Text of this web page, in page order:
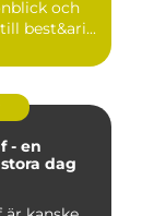
och
best&ari...
- en
dag